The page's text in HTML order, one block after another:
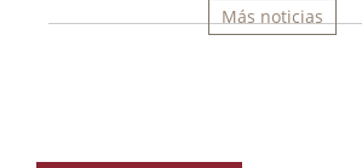
Más noticias